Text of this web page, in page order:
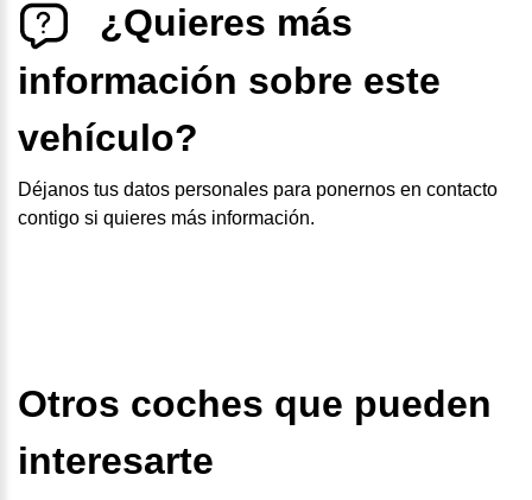
¿Quieres más
información sobre este
vehículo?
Déjanos tus datos personales para ponernos en contacto
contigo si quieres más información.
Otros coches que pueden
interesarte